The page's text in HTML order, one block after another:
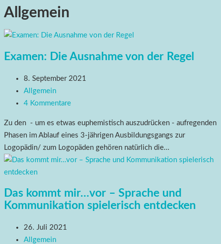
Allgemein
Examen: Die Ausnahme von der Regel
8. September 2021
Allgemein
4 Kommentare
Zu den - um es etwas euphemistisch auszudrücken - aufregenden
Phasen im Ablauf eines 3-jährigen Ausbildungsgangs zur
Logopädin/ zum Logopäden gehören natürlich die…
Das kommt mir…vor – Sprache und
Kommunikation spielerisch entdecken
26. Juli 2021
Allgemein